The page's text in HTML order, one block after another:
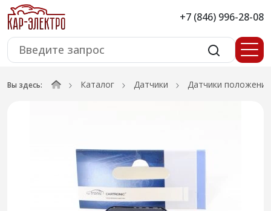
+7 (846) 996-28-08
Вы здесь: Каталог Датчики Датчики